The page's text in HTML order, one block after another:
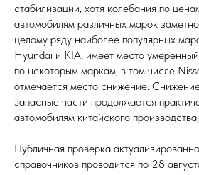
стабилизации, хотя колебания по
автомобилям различных марок
целому ряду наиболее популярных
Hyundai и KIA, имеет место
по некоторым маркам, в том числе
отмечается место снижение.
запасные части продолжается
автомобилям китайского
Публичная проверка
справочников проводится по 28